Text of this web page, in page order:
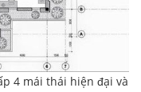
4 mái thái hiện đại và